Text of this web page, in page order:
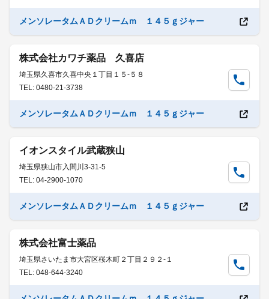
メンソレータムＡＤクリームｍ １４５ｇジャー
株式会社カワチ薬品 久喜店
埼玉県久喜市久喜中央１丁目１５-５８
TEL: 0480-21-3738
メンソレータムＡＤクリームｍ １４５ｇジャー
イオンスタイル武蔵狭山
埼玉県狭山市入間川3-31-5
TEL: 04-2900-1070
メンソレータムＡＤクリームｍ １４５ｇジャー
株式会社富士薬品
埼玉県さいたま市大宮区桜木町２丁目２９２-１
TEL: 048-644-3240